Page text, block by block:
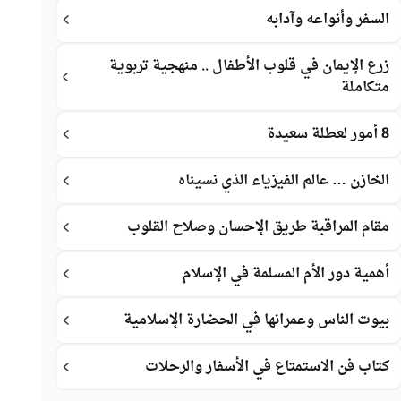
السفر وأنواعه وآدابه
زرع الإيمان في قلوب الأطفال .. منهجية تربوية
متكاملة
8 أمور لعطلة سعيدة
الخازن … عالم الفيزياء الذي نسيناه
مقام المراقبة طريق الإحسان وصلاح القلوب
أهمية دور الأم المسلمة في الإسلام
بيوت الناس وعمرانها في الحضارة الإسلامية
كتاب فن الاستمتاع في الأسفار والرحلات